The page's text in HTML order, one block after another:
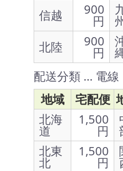
信越
900
円
北陸
900
円
配送分類 … 電
地域
宅配便
北海
道
1,500
円
北東
北
1,500
円